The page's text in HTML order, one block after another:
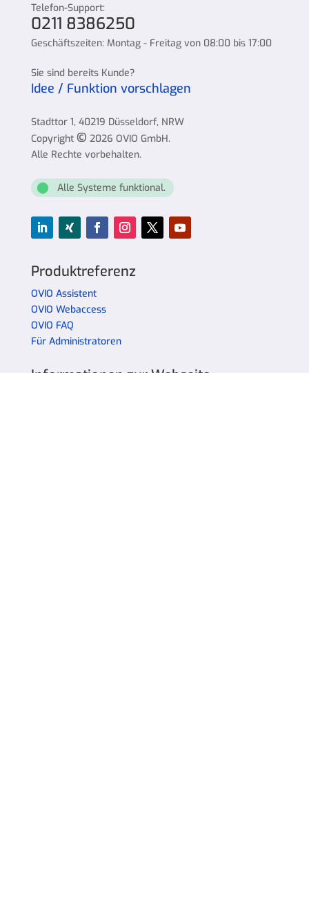
Telefon-Support:
0211 8386250
Geschäftszeiten: Montag - Freitag von 08:00 bis 17:00
Sie sind bereits Kunde?
Idee / Funktion vorschlagen
Stadttor 1, 40219 Düsseldorf, NRW
Copyright © 2026 OVIO GmbH.
Alle Rechte vorbehalten.
⬤ Alle Systeme funktional.
Produktreferenz
OVIO Assistent
OVIO Webaccess
OVIO FAQ
Für Administratoren
Informationen zur Webseite